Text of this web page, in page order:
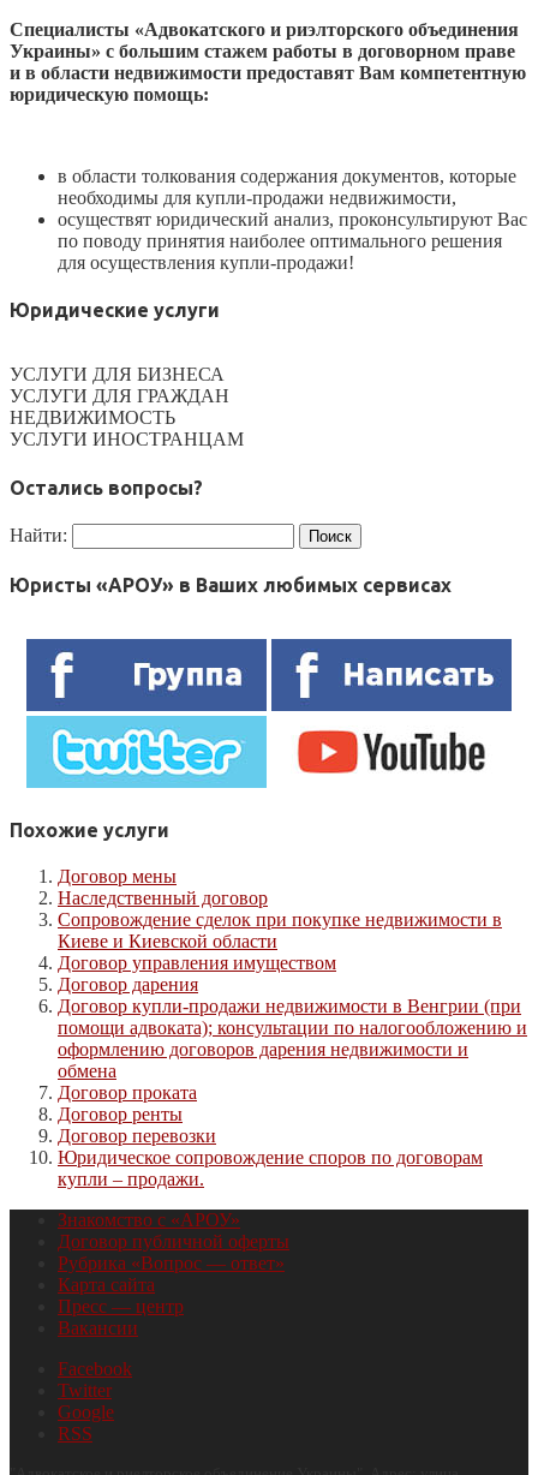
Специалисты «Адвокатского и риэлторского объединения
Украины» с большим стажем работы в договорном праве
и в области недвижимости предоставят Вам компетентную
юридическую помощь:
в области толкования содержания документов, которые
необходимы для купли-продажи недвижимости,
осуществят юридический анализ, проконсультируют Вас
по поводу принятия наиболее оптимального решения
для осуществления купли-продажи!
Юридические услуги
УСЛУГИ ДЛЯ БИЗНЕСА
УСЛУГИ ДЛЯ ГРАЖДАН
НЕДВИЖИМОСТЬ
УСЛУГИ ИНОСТРАНЦАМ
Остались вопросы?
Найти:
Юристы «АРОУ» в Ваших любимых сервисах
Похожие услуги
Договор мены
Наследственный договор
Сопровождение сделок при покупке недвижимости в
Киеве и Киевской области
Договор управления имуществом
Договор дарения
Договор купли-продажи недвижимости в Венгрии (при
помощи адвоката); консультации по налогообложению и
оформлению договоров дарения недвижимости и
обмена
Договор проката
Договор ренты
Договор перевозки
Юридическое сопровождение споров по договорам
купли – продажи.
Знакомство с «АРОУ»
Договор публичной оферты
Рубрика «Вопрос — ответ»
Карта сайта
Пресс — центр
Вакансии
Facebook
Twitter
Google
RSS